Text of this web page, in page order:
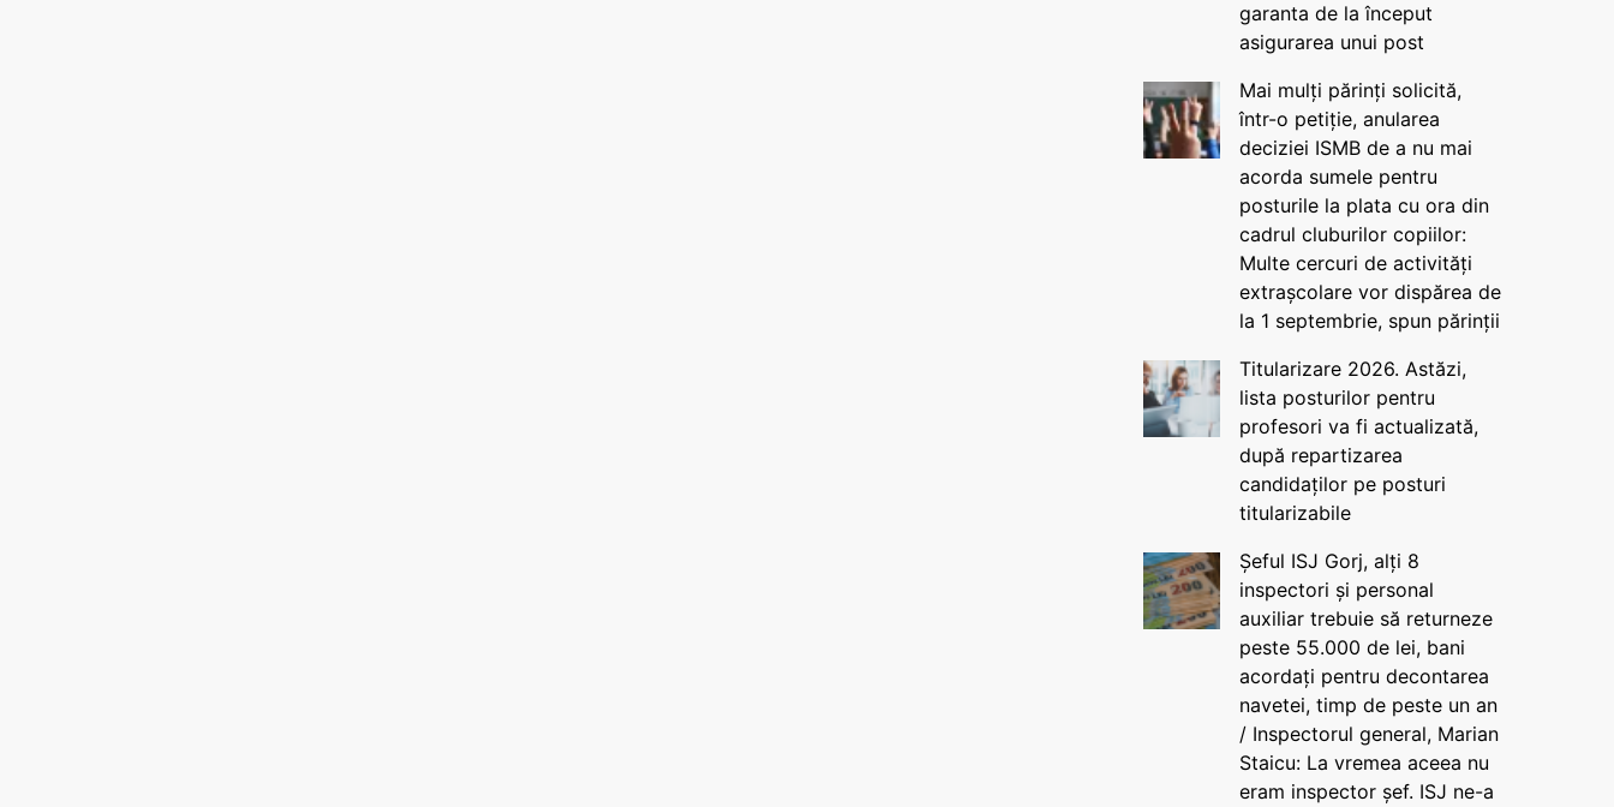
garanta de la început
asigurarea unui post
Mai mulți părinți solicită,
într-o petiție, anularea
deciziei ISMB de a nu mai
acorda sumele pentru
posturile la plata cu ora din
cadrul cluburilor copiilor:
Multe cercuri de activități
extrașcolare vor dispărea de
la 1 septembrie, spun părinții
Titularizare 2026. Astăzi,
lista posturilor pentru
profesori va fi actualizată,
după repartizarea
candidaților pe posturi
titularizabile
Șeful ISJ Gorj, alți 8
inspectori și personal
auxiliar trebuie să returneze
peste 55.000 de lei, bani
acordați pentru decontarea
navetei, timp de peste un an
/ Inspectorul general, Marian
Staicu: La vremea aceea nu
eram inspector șef. ISJ ne-a